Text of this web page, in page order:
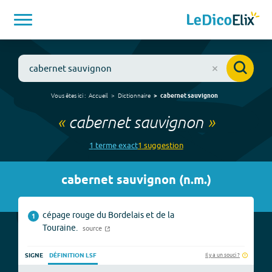
Vous êtes ici : Accueil Dictionnaire cabernet sauvignon
« cabernet sauvignon »
1 termeexact1 suggestion
cabernet sauvignon (n.m.)
1
cépage rouge du Bordelais et de la
Touraine.
source
SIGNE DÉFINITION LSF Il y a un souci ?